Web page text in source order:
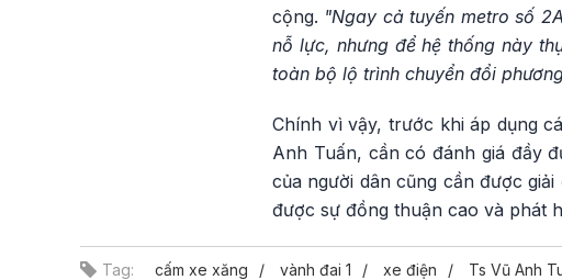
cộng. "Ngay cả tuyến metro số
nỗ lực, nhưng để hệ thống này
toàn bộ lộ trình chuyển đổi
Chính vì vậy, trước khi áp dụng
Anh Tuấn, cần có đánh giá đầy
của người dân cũng cần được
được sự đồng thuận cao và phát
Tag: cấm xe xăng vành đai 1 xe điện Ts Vũ Anh